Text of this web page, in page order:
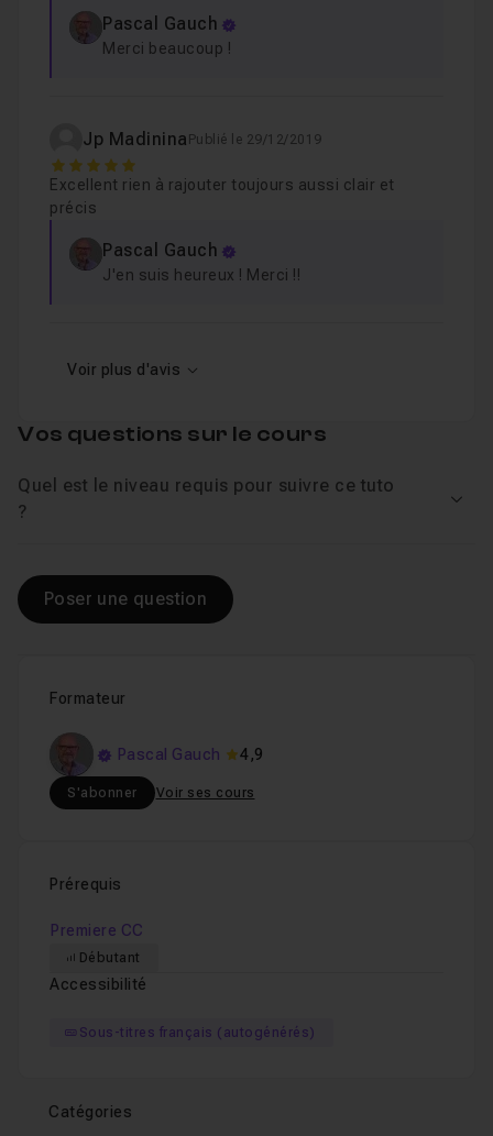
Pascal Gauch
Merci beaucoup !
Jp Madinina Publié le 29/12/2019
5
Excellent rien à rajouter toujours aussi clair et
précis
Pascal Gauch
J'en suis heureux ! Merci !!
Voir plus d'avis
Formateur
Pascal Gauch 4,9
S'abonner Voir ses cours
Prérequis
Premiere CC
Débutant
Accessibilité
Sous-titres français (autogénérés)
Catégories
Vos questions sur le cours
Quel est le niveau requis pour suivre ce tuto
?
Poser une question